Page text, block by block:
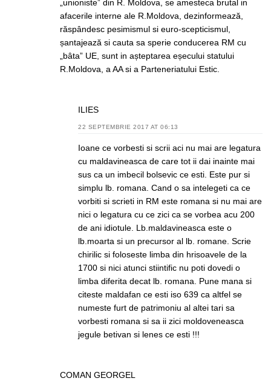
„unioniste” din R. Moldova, se amesteca brutal in
afacerile interne ale R.Moldova, dezinformează,
răspândesc pesimismul si euro-scepticismul,
șantajează si cauta sa sperie conducerea RM cu
„bâta” UE, sunt in așteptarea eșecului statului
R.Moldova, a AA si a Parteneriatului Estic.
ILIES
22 SEPTEMBRIE 2017 AT 06:13
Ioane ce vorbesti si scrii aci nu mai are legatura
cu maldavineasca de care tot ii dai inainte mai
sus ca un imbecil bolsevic ce esti. Este pur si
simplu lb. romana. Cand o sa intelegeti ca ce
vorbiti si scrieti in RM este romana si nu mai are
nici o legatura cu ce zici ca se vorbea acu 200
de ani idiotule. Lb.maldavineasca este o
lb.moarta si un precursor al lb. romane. Scrie
chirilic si foloseste limba din hrisoavele de la
1700 si nici atunci stiintific nu poti dovedi o
limba diferita decat lb. romana. Pune mana si
citeste maldafan ce esti iso 639 ca altfel se
numeste furt de patrimoniu al altei tari sa
vorbesti romana si sa ii zici moldoveneasca
jegule betivan si lenes ce esti !!!
COMAN GEORGEL